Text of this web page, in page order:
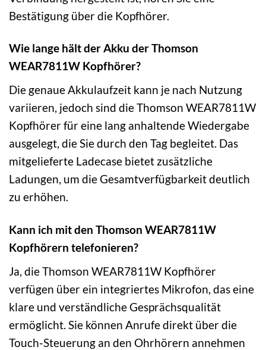
Bestätigung über die Kopfhörer.
Wie lange hält der Akku der Thomson
WEAR7811W Kopfhörer?
Die genaue Akkulaufzeit kann je nach Nutzung
variieren, jedoch sind die Thomson WEAR7811W
Kopfhörer für eine lang anhaltende Wiedergabe
ausgelegt, die Sie durch den Tag begleitet. Das
mitgelieferte Ladecase bietet zusätzliche
Ladungen, um die Gesamtverfügbarkeit deutlich
zu erhöhen.
Kann ich mit den Thomson WEAR7811W
Kopfhörern telefonieren?
Ja, die Thomson WEAR7811W Kopfhörer
verfügen über ein integriertes Mikrofon, das eine
klare und verständliche Gesprächsqualität
ermöglicht. Sie können Anrufe direkt über die
Touch-Steuerung an den Ohrhörern annehmen